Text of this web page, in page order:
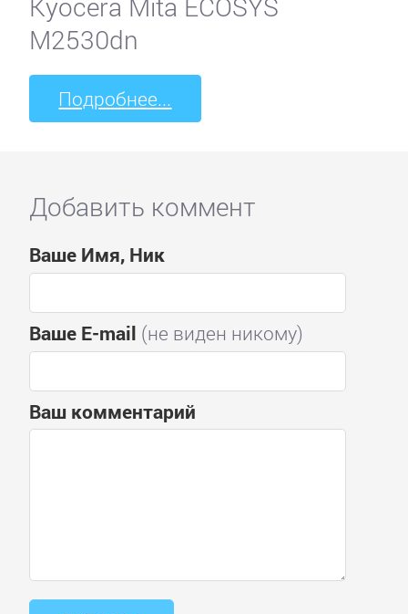
M2530dn
Подробнее...
Добавить коммент
Ваше Имя, Ник
Ваше E-mail (не виден никому)
Ваш комментарий